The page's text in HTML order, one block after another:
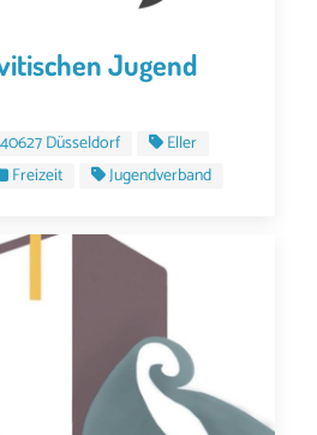
Jugend
Düsseldorf
Eller
Freizeit Jugendverband